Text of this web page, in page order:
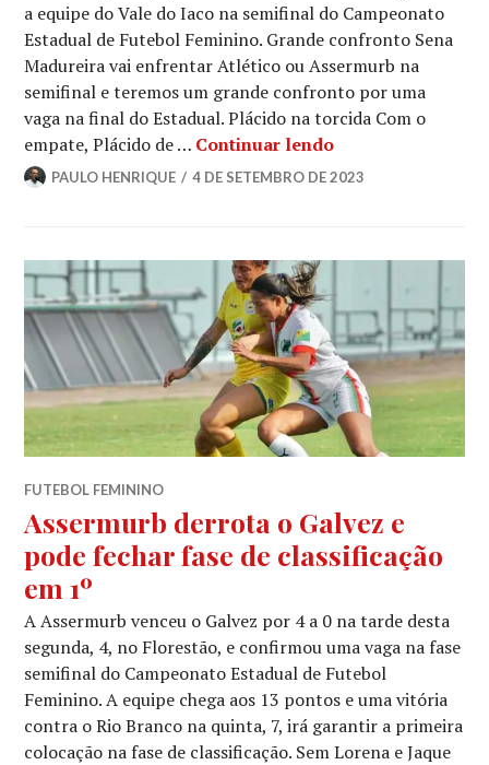
a equipe do Vale do Iaco na semifinal do Campeonato
Estadual de Futebol Feminino. Grande confronto Sena
Madureira vai enfrentar Atlético ou Assermurb na
semifinal e teremos um grande confronto por uma
vaga na final do Estadual. Plácido na torcida Com o
empate, Plácido de … Continuar lendo
PAULO HENRIQUE 4 DE SETEMBRO DE 2023
FUTEBOL FEMININO
Assermurb derrota o Galvez e
pode fechar fase de classificação
em 1º
A Assermurb venceu o Galvez por 4 a 0 na tarde desta
segunda, 4, no Florestão, e confirmou uma vaga na fase
semifinal do Campeonato Estadual de Futebol
Feminino. A equipe chega aos 13 pontos e uma vitória
contra o Rio Branco na quinta, 7, irá garantir a primeira
colocação na fase de classificação. Sem Lorena e Jaque